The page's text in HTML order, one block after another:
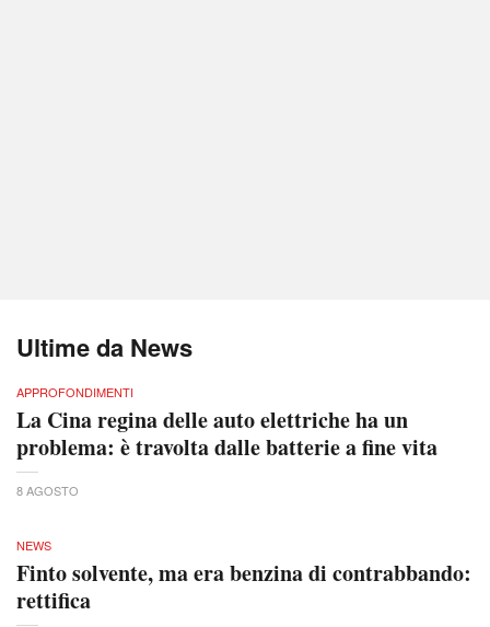
Ultime da News
APPROFONDIMENTI
La Cina regina delle auto elettriche ha un
problema: è travolta dalle batterie a fine vita
8 AGOSTO
NEWS
Finto solvente, ma era benzina di contrabbando:
rettifica